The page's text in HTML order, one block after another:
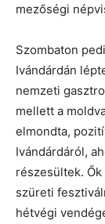
mezőségi
Szombaton
Ivándárdán
nemzeti
mellett a
elmondta,
Ivándárdáról,
részesültek.
szüreti
hétvégi